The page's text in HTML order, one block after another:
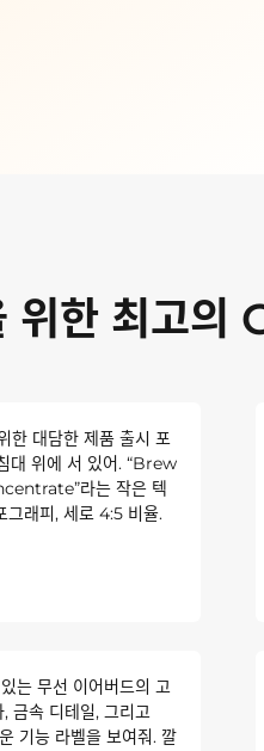
위한 최고
대담한 제품 출시 포
대 위에 서 있어. “Brew
라는 작은 텍
그래피, 세로 4:5 비율.
는 무선 이어버드의 고
금속 디테일, 그리고
기능 라벨을 보여줘. 깔